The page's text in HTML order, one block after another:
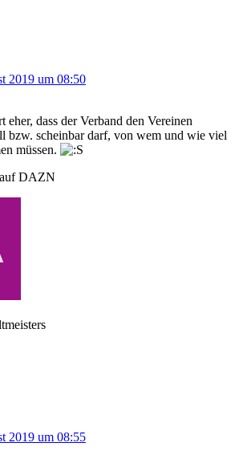
2019 um 08:50
dass der Verband den Vereinen
bzw. scheinbar darf, von wem und wie viel
müssen.
DAZN
2019 um 08:55